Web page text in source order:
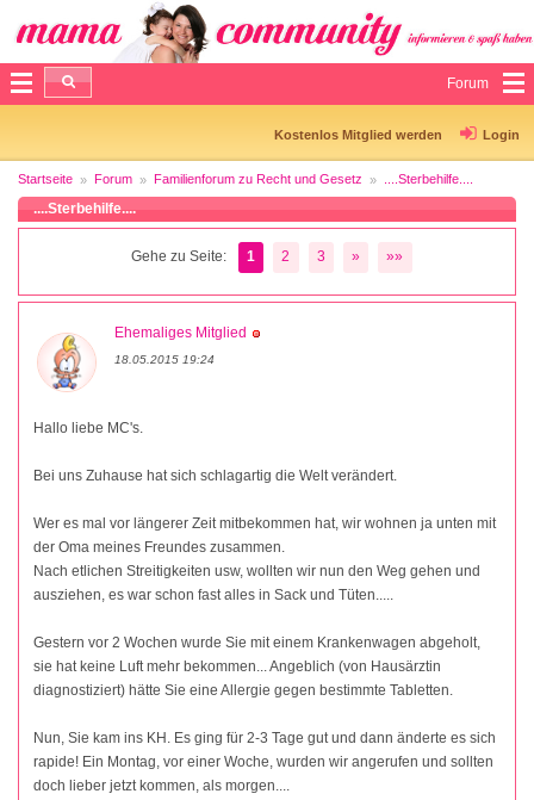
Forum
Kostenlos Mitglied werden Login
Startseite Forum Familienforum zu Recht und Gesetz ....Sterbehilfe....
....Sterbehilfe....
Gehe zu Seite: 1 2 3 » »»
Ehemaliges Mitglied
18.05.2015 19:24
Hallo liebe MC's.
Bei uns Zuhause hat sich schlagartig die Welt verändert.
Wer es mal vor längerer Zeit mitbekommen hat, wir wohnen ja unten mit
der Oma meines Freundes zusammen.
Nach etlichen Streitigkeiten usw, wollten wir nun den Weg gehen und
ausziehen, es war schon fast alles in Sack und Tüten.....
Gestern vor 2 Wochen wurde Sie mit einem Krankenwagen abgeholt,
sie hat keine Luft mehr bekommen... Angeblich (von Hausärztin
diagnostiziert) hätte Sie eine Allergie gegen bestimmte Tabletten.
Nun, Sie kam ins KH. Es ging für 2-3 Tage gut und dann änderte es sich
rapide! Ein Montag, vor einer Woche, wurden wir angerufen und sollten
doch lieber jetzt kommen, als morgen....